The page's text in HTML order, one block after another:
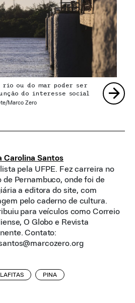
rio ou do mar poder ser
do interesse social
Marco Zero
Carolina Santos
pela UFPE. Fez carreira no
de Pernambuco, onde foi de
a editora do site, com
pelo caderno de cultura.
para veículos como Correio
O Globo e Revista
Contato:
PINA